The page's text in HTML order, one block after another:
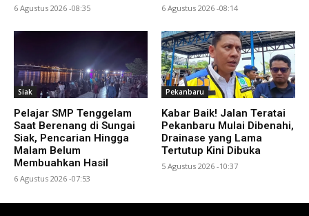
6 Agustus 2026 -08:35 6 Agustus 2026 -08:14
Siak
Pelajar SMP Tenggelam
Saat Berenang di Sungai
Siak, Pencarian Hingga
Malam Belum
Membuahkan Hasil
6 Agustus 2026 -07:53
Pekanbaru
Kabar Baik! Jalan Teratai
Pekanbaru Mulai Dibenahi,
Drainase yang Lama
Tertutup Kini Dibuka
5 Agustus 2026 -10:37